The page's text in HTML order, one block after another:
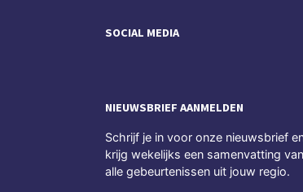
SOCIAL MEDIA
NIEUWSBRIEF AANMELDEN
Schrijf je in voor onze nieuwsbrief
krijg wekelijks een samenvatting van
alle gebeurtenissen uit jouw regio.